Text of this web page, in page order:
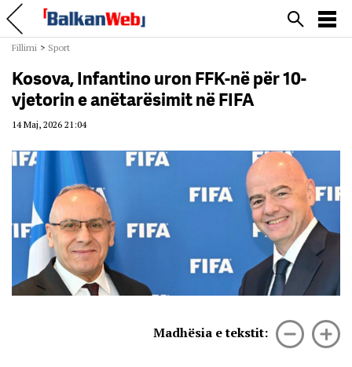
Fillimi > Sport
Kosova, Infantino uron FFK-në për 10-
vjetorin e anëtarësimit në FIFA
14 Maj, 2026 21:04
Madhësia e tekstit: